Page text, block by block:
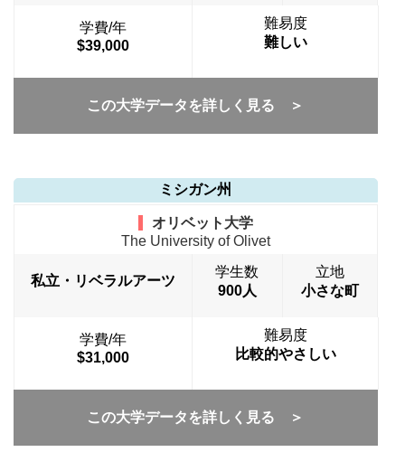
学費/年
$39,000
難易度
難しい
この大学データを詳しく見る ＞
ミシガン州
オリベット大学
The University of Olivet
私立・リベラルアーツ
学生数
900人
立地
小さな町
学費/年
$31,000
難易度
比較的やさしい
この大学データを詳しく見る ＞